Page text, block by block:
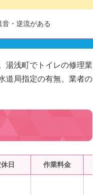
音・逆流がある
湯浅町でトイレの修理業
道局指定の有無、業者の
日 作業料金